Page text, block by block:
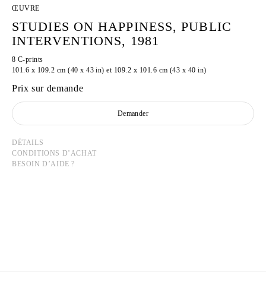
ŒUVRE
STUDIES ON HAPPINESS, PUBLIC
INTERVENTIONS, 1981
8 C-prints
101.6 x 109.2 cm (40 x 43 in) et 109.2 x 101.6 cm (43 x 40 in)
Prix sur demande
Demander
DÉTAILS
CONDITIONS D’ACHAT
BESOIN D’AIDE ?